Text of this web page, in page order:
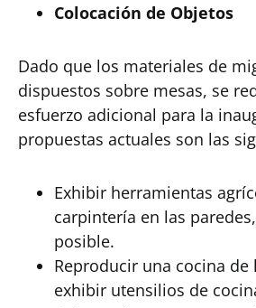
Colocación de Objetos
Dado que los materiales de
dispuestos sobre mesas, se
esfuerzo adicional para la
propuestas actuales son las
Exhibir herramientas
carpintería en las
posible.
Reproducir una cocina de
exhibir utensilios de